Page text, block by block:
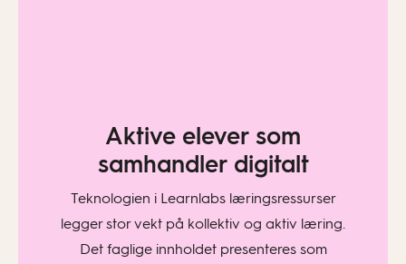
Aktive elever som
samhandler digitalt
Teknologien i Learnlabs læringsressurser
legger stor vekt på kollektiv og aktiv læring.
Det faglige innholdet presenteres som